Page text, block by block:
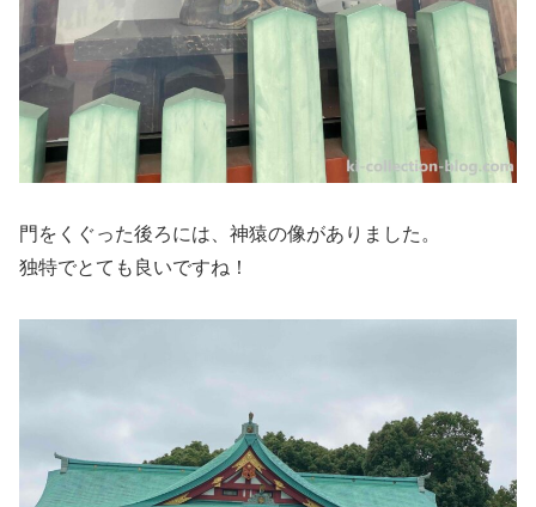
門をくぐった後ろには、神猿の像がありました。
独特でとても良いですね！